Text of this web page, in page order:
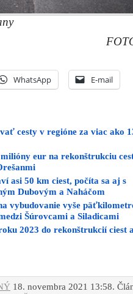
WhatsApp E-mail
cesty v regióne za viac ako
eur na rekonštrukciu
asi 50 km ciest, počíta sa aj s
Dubovým a Naháčom
vybudovanie vyše
Šúrovcami a Siladicami
2023 do rekonštrukcií ciest
18. novembra 2021 13:58.